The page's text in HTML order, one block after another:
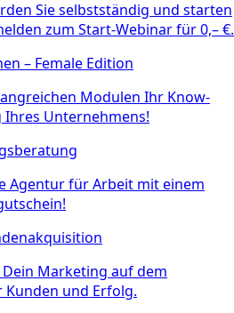
Sie selbstständig und starten
zum Start-Webinar für 0,– €.
– Female Edition
Modulen Ihr Know-
Unternehmens!
Agentur für Arbeit mit einem
Marketing auf dem
und Erfolg.